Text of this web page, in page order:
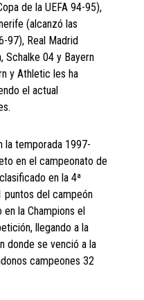
de la UEFA 94-95),
(alcanzó las
97), Real Madrid
Schalke 04 y Bayern
y Athletic les ha
el actual
la temporada 1997-
en el campeonato de
en la 4ª
puntos del campeón
en la Champions el
llegando a la
donde se venció a la
campeones 32